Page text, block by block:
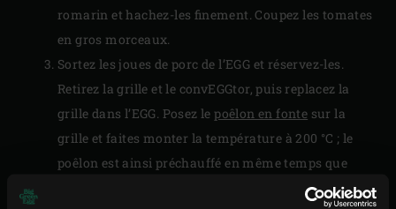
romarin et hachez-les finement. Coupez les tomates
en gros morceaux.
Sortez les joues de porc de l’EGG et réservez-les.
Retirez la grille et le convEGGtor, puis replacez la
grille dans l’EGG. Posez le poêlon en fonte sur la
grille et faites monter la température à 200 °C ; le
poêlon est ainsi préchauffé en même temps que